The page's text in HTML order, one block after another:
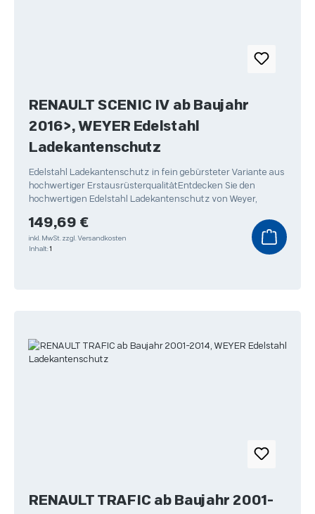
RENAULT SCENIC IV ab Baujahr
2016>, WEYER Edelstahl
Ladekantenschutz
Edelstahl Ladekantenschutz in fein gebürsteter Variante aus
hochwertiger ErstausrüsterqualitätEntdecken Sie den
hochwertigen Edelstahl Ladekantenschutz von Weyer,
Regulärer Preis:
149,69 €
inkl. MwSt. zzgl. Versandkosten
Inhalt: 1
RENAULT TRAFIC ab Baujahr 2001-